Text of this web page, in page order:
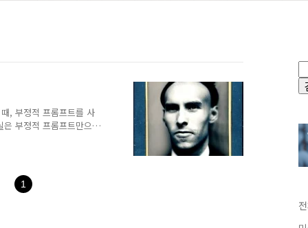
, 부정적 프롬프트를 사
부정적 프롬프트만으로
롬프트의 두가지 종류
어보시기 바랍니다.간
예긍정적 프롬프트만
에서는 Stable
1